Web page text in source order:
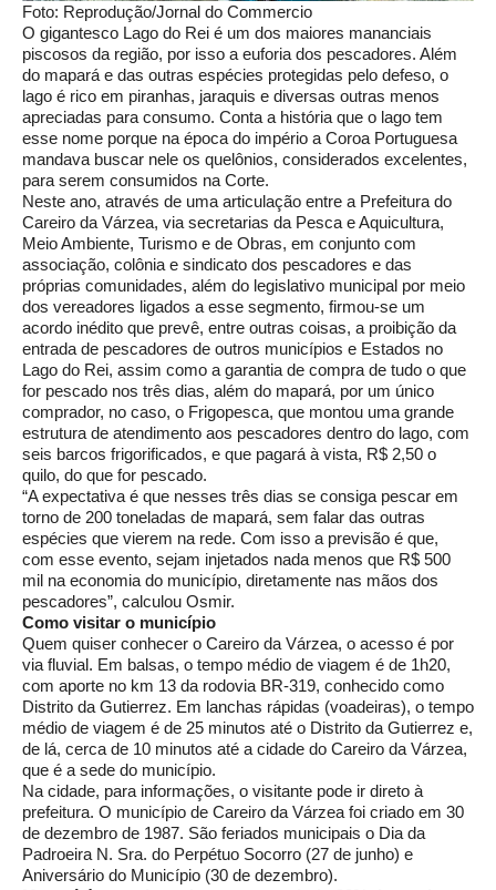
Foto: Reprodução/Jornal do Commercio
O gigantesco Lago do Rei é um dos maiores mananciais
piscosos da região, por isso a euforia dos pescadores. Além
do mapará e das outras espécies protegidas pelo defeso, o
lago é rico em piranhas, jaraquis e diversas outras menos
apreciadas para consumo. Conta a história que o lago tem
esse nome porque na época do império a Coroa Portuguesa
mandava buscar nele os quelônios, considerados excelentes,
para serem consumidos na Corte.
Neste ano, através de uma articulação entre a Prefeitura do
Careiro da Várzea, via secretarias da Pesca e Aquicultura,
Meio Ambiente, Turismo e de Obras, em conjunto com
associação, colônia e sindicato dos pescadores e das
próprias comunidades, além do legislativo municipal por meio
dos vereadores ligados a esse segmento, firmou-se um
acordo inédito que prevê, entre outras coisas, a proibição da
entrada de pescadores de outros municípios e Estados no
Lago do Rei, assim como a garantia de compra de tudo o que
for pescado nos três dias, além do mapará, por um único
comprador, no caso, o Frigopesca, que montou uma grande
estrutura de atendimento aos pescadores dentro do lago, com
seis barcos frigorificados, e que pagará à vista, R$ 2,50 o
quilo, do que for pescado.
“A expectativa é que nesses três dias se consiga pescar em
torno de 200 toneladas de mapará, sem falar das outras
espécies que vierem na rede. Com isso a previsão é que,
com esse evento, sejam injetados nada menos que R$ 500
mil na economia do município, diretamente nas mãos dos
pescadores”, calculou Osmir.
Como visitar o município
Quem quiser conhecer o Careiro da Várzea, o acesso é por
via fluvial. Em balsas, o tempo médio de viagem é de 1h20,
com aporte no km 13 da rodovia BR-319, conhecido como
Distrito da Gutierrez. Em lanchas rápidas (voadeiras), o tempo
médio de viagem é de 25 minutos até o Distrito da Gutierrez e,
de lá, cerca de 10 minutos até a cidade do Careiro da Várzea,
que é a sede do município.
Na cidade, para informações, o visitante pode ir direto à
prefeitura. O município de Careiro da Várzea foi criado em 30
de dezembro de 1987. São feriados municipais o Dia da
Padroeira N. Sra. do Perpétuo Socorro (27 de junho) e
Aniversário do Município (30 de dezembro).